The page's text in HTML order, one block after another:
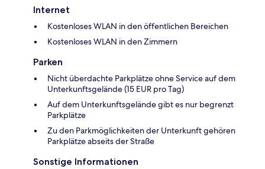
Internet
Kostenloses WLAN in den öffentlichen Bereichen
Kostenloses WLAN in den Zimmern
Parken
Nicht überdachte Parkplätze ohne Service auf dem
Unterkunftsgelände (15 EUR pro Tag)
Auf dem Unterkunftsgelände gibt es nur begrenzt
Parkplätze
Zu den Parkmöglichkeiten der Unterkunft gehören
Parkplätze abseits der Straße
Sonstige Informationen